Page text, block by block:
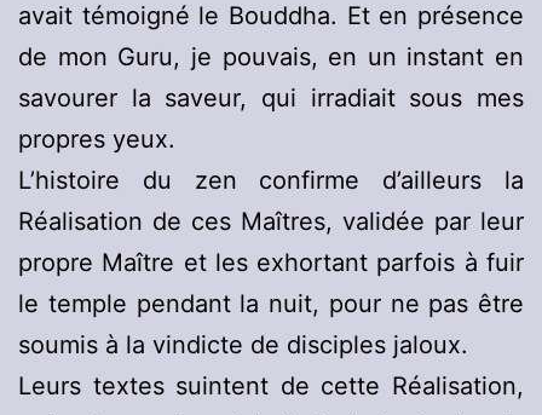
avait témoigné le Bouddha. Et en présence
de mon Guru, je pouvais, en un instant en
savourer la saveur, qui irradiait sous mes
propres yeux.
L’histoire du zen confirme d’ailleurs la
Réalisation de ces Maîtres, validée par leur
propre Maître et les exhortant parfois à fuir
le temple pendant la nuit, pour ne pas être
soumis à la vindicte de disciples jaloux.
Leurs textes suintent de cette Réalisation,